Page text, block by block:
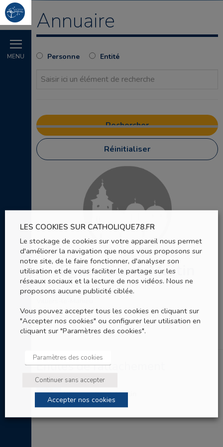
MENU
Annuaire
Personne Entité
Réinitialiser
Eglise Saint-Martin
5 rue du Centre
Entités de rattachement
Paroisse Saint-Martin
LES COOKIES SUR CATHOLIQUE78.FR
Le stockage de cookies sur votre appareil nous permet
d'améliorer la navigation que nous vous proposons sur
notre site, de le faire fonctionner, d'analyser son
utilisation et de vous faciliter le partage sur les
réseaux sociaux et la lecture de nos vidéos. Nous ne
proposons aucune publicité ciblée.
Vous pouvez accepter tous les cookies en cliquant sur
"Accepter nos cookies" ou configurer leur utilisation en
cliquant sur "Paramètres des cookies".
Paramètres des cookies
Continuer sans accepter
Accepter nos cookies